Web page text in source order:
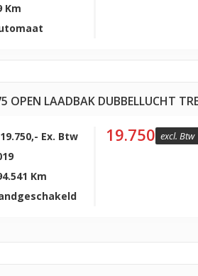
Km
OPEN LAADBAK DUBBELLUCHT
Ex. Btw
Km
19.750 excl. Btw